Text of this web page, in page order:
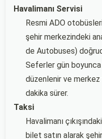
Havalimanı Servisi
Resmi ADO
şehir merkezindeki
de Autobuses)
Seferler gün
düzenlenir ve
dakika sürer.
Taksi
Havalimanı
bilet satın alarak